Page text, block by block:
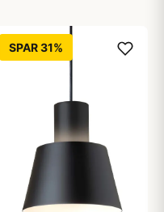
SPAR 31%